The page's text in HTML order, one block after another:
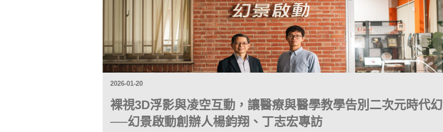
2026-01-20
裸視3D浮影與凌空互動，讓醫療與醫學教學告別二次元時代幻
──幻景啟動創辦人楊鈞翔、丁志宏專訪